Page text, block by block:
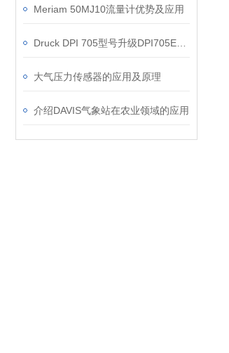
Meriam 50MJ10流量计优势及应用
大气压力传感器的应用及原理
介绍DAVIS气象站在农业领域的应用